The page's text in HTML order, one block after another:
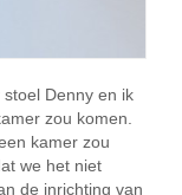
Denny en ik
zou komen.
kamer zou
we het niet
de inrichting van